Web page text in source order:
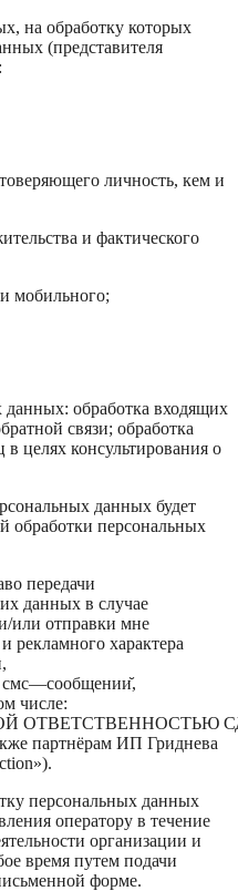
на обработку которых
(представителя
личность, кем и
и фактического
мобильного;
обработка входящих
связи; обработка
целях консультирования о
данных будет
обработки персональных
передачи
данных в случае
или отправки мне
рекламного характера
,
смс—сообщении,
числе:
ОТВЕТСТВЕННОСТЬЮ
партнёрам ИП Гриднева
персональных данных
оператору в течение
организации и
время путем подачи
форме.